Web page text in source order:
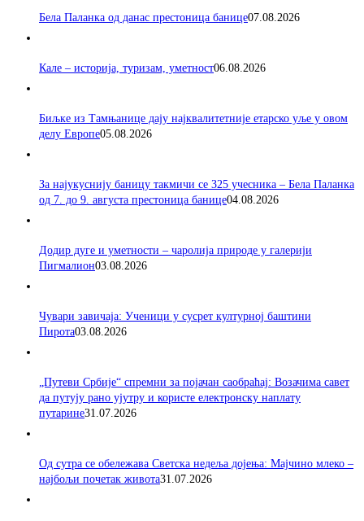
Бела Паланка од данас престоница банице07.08.2026
Кале – историја, туризам, уметност06.08.2026
Биљке из Тамњанице дају најквалитетније етарско уље у овом
делу Европе05.08.2026
За најукуснију баницу такмичи се 325 учесника – Бела Паланка
од 7. до 9. августа престоница банице04.08.2026
Додир дуге и уметности – чаролија природе у галерији
Пигмалион03.08.2026
Чувари завичаја: Ученици у сусрет културној баштини
Пирота03.08.2026
„Путеви Србије“ спремни за појачан саобраћај: Возачима савет
да путују рано ујутру и користе електронску наплату
путарине31.07.2026
Од сутра се обележава Светска недеља дојења: Мајчино млеко –
најбољи почетак живота31.07.2026